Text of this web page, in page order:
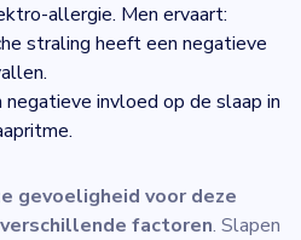
allergie. Men ervaart:
straling heeft een negatieve
invloed op de slaap in
gevoeligheid voor deze
factoren. Slapen